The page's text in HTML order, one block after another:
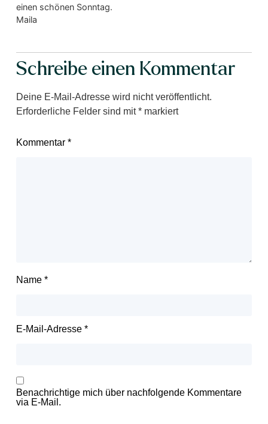
einen schönen Sonntag.
Maila
Schreibe einen Kommentar
Deine E-Mail-Adresse wird nicht veröffentlicht.
Erforderliche Felder sind mit*markiert
Kommentar *
Name *
E-Mail-Adresse *
Benachrichtige mich über nachfolgende Kommentare
via E-Mail.